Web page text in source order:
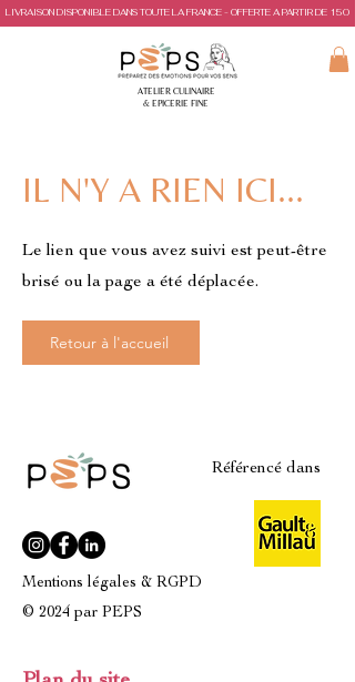
LIVRAISON DISPONIBLE DANS TOUTE LA FRANCE - OFFERTE A PARTIR DE 150€
ATELIER CULINAIRE
& EPICERIE FINE
IL N'Y A RIEN ICI...
Le lien que vous avez suivi est peut-être
brisé ou la page a été déplacée.
Retour à l'accueil
Référencé dans
Mentions légales & RGPD
© 2024 par PEPS